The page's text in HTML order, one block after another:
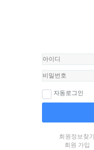
자동로그인
회원정보찾기
회원 가입